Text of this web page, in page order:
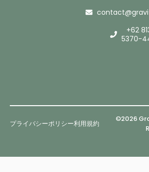
+62
5370-
©2026
プライバシーポリシー利用規約